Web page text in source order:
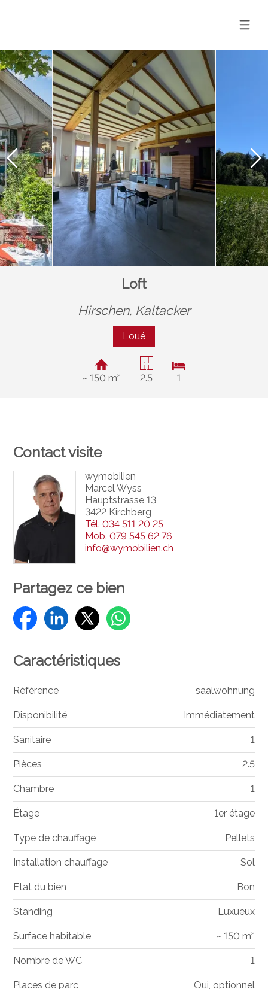
Loft
Hirschen, Kaltacker
Loué
~ 150 m² 2.5 1
Contact visite
wymobilien
Marcel Wyss
Hauptstrasse 13
3422 Kirchberg
Tél. 034 511 20 25
Mob. 079 545 62 76
info@wymobilien.ch
Partagez ce bien
Caractéristiques
Référence saalwohnung
Disponibilité Immédiatement
Sanitaire 1
Pièces 2.5
Chambre 1
Étage 1er étage
Type de chauffage Pellets
Installation chauffage Sol
Etat du bien Bon
Standing Luxueux
Surface habitable ~ 150 m²
Nombre de WC 1
Places de parc Oui, optionnel